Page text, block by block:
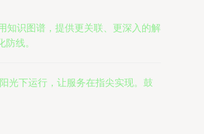
知识图谱，提供更关联、更深入的解
线。
光下运行，让服务在指尖实现。鼓